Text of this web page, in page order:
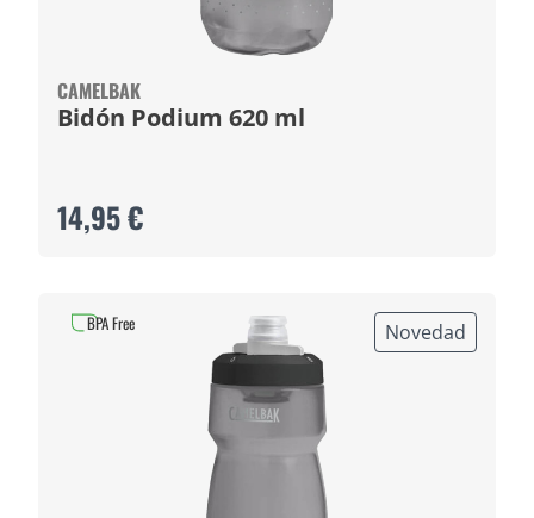
CAMELBAK
Bidón Podium 620 ml
14,95 €
Novedad
BPA Free